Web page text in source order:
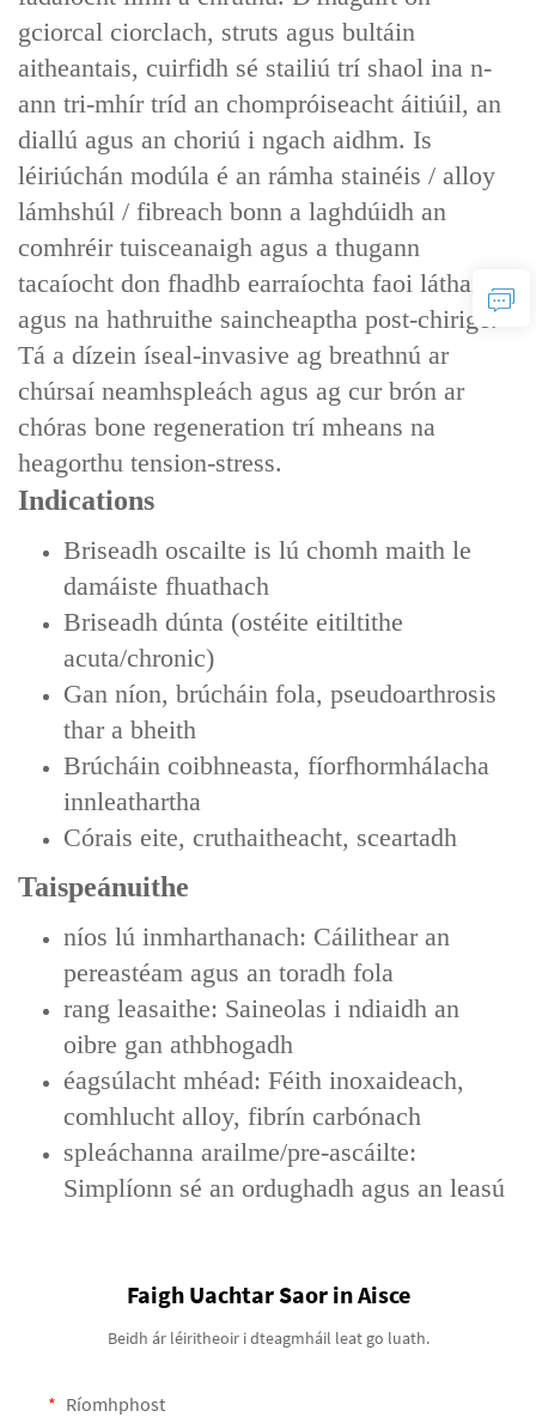
gciorcal ciorclach, struts agus bultáin
aitheantais, cuirfidh sé stailiú trí shaol ina n-
ann tri-mhír tríd an chompróiseacht áitiúil, an
diallú agus an choriú i ngach aidhm. Is
léiriúchán modúla é an rámha stainéis / alloy
lámhshúl / fibreach bonn a laghdúidh an
comhréir tuisceanaigh agus a thugann
tacaíocht don fhadhb earraíochta faoi láthair
agus na hathruithe saincheaptha post-chirige.
Tá a dízein íseal-invasive ag breathnú ar
chúrsaí neamhspleách agus ag cur brón ar
chóras bone regeneration trí mheans na
heagorthu tension-stress.
Indications‌
Briseadh oscailte is lú chomh maith le
damáiste fhuathach
Briseadh dúnta (ostéite eitiltithe
acuta/chronic)
Gan níon, brúcháin fola, pseudoarthrosis
thar a bheith
Brúcháin coibhneasta, fíorfhormhálacha
innleathartha
Córais eite, cruthaitheacht, sceartadh
Taispeánuithe
níos lú inmharthanach: Cáilithear an
pereastéam agus an toradh fola
rang leasaithe: Saineolas i ndiaidh an
oibre gan athbhogadh
éagsúlacht mhéad: Féith inoxaideach,
comhlucht alloy, fibrín carbónach
spleáchanna arailme/pre-ascáilte:
Simplíonn sé an ordughadh agus an leasú
Faigh Uachtar Saor in Aisce
Beidh ár léiritheoir i dteagmháil leat go luath.
Ríomhphost